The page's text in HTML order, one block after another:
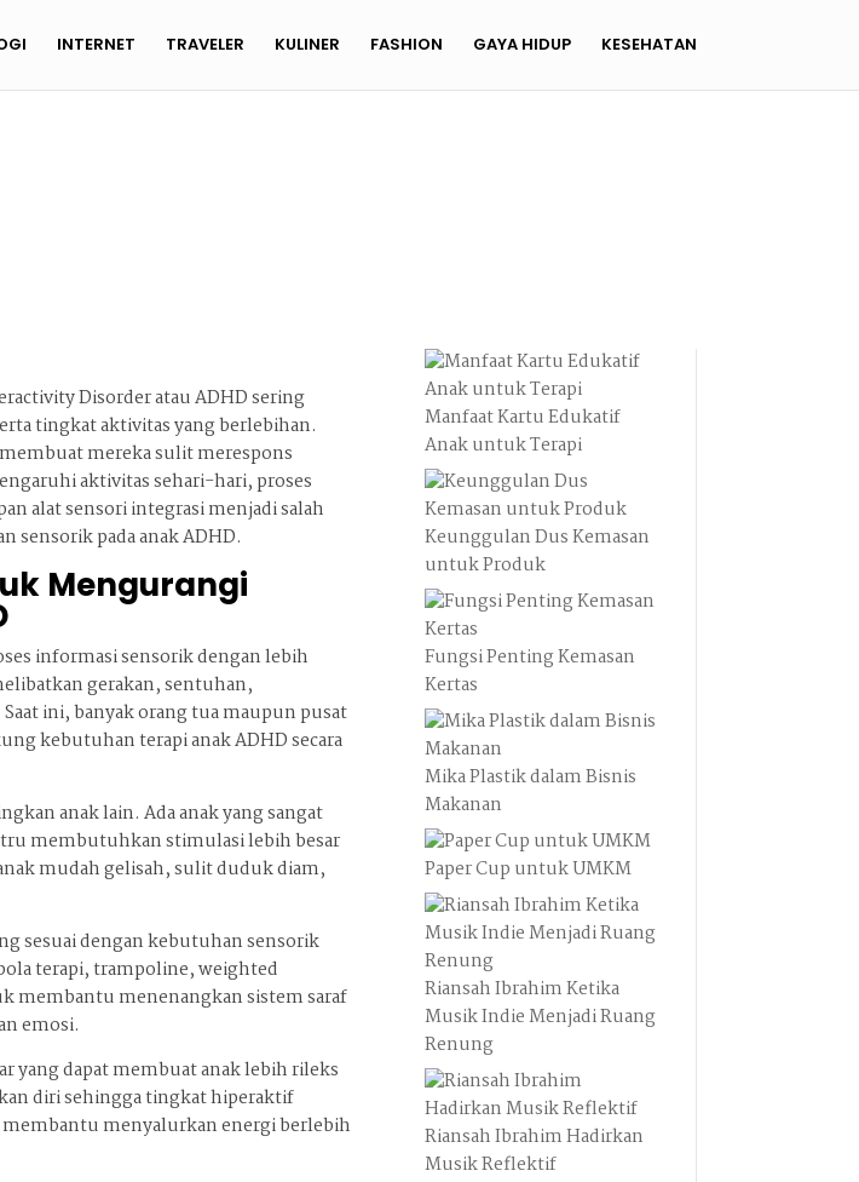
INTERNET TRAVELER KULINER FASHION GAYA HIDUP KESEHATAN
Disorder atau ADHD sering
tingkat aktivitas yang berlebihan.
mereka sulit merespons
aktivitas sehari-hari, proses
alat sensori integrasi menjadi salah
pada anak ADHD.
Mengurangi
informasi sensorik dengan lebih
gerakan, sentuhan,
ini, banyak orang tua maupun pusat
kebutuhan terapi anak ADHD secara
anak lain. Ada anak yang sangat
membutuhkan stimulasi lebih besar
mudah gelisah, sulit duduk diam,
sesuai dengan kebutuhan sensorik
terapi, trampoline, weighted
membantu menenangkan sistem saraf
emosi.
dapat membuat anak lebih rileks
diri sehingga tingkat hiperaktif
menyalurkan energi berlebih
Manfaat Kartu Edukatif
Anak untuk Terapi
Keunggulan Dus Kemasan
untuk Produk
Fungsi Penting Kemasan
Kertas
Mika Plastik dalam Bisnis
Makanan
Paper Cup untuk UMKM
Riansah Ibrahim Ketika
Musik Indie Menjadi Ruang
Renung
Riansah Ibrahim Hadirkan
Musik Reflektif